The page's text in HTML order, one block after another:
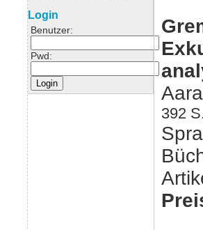
Login
Benutzer:
Pwd:
392